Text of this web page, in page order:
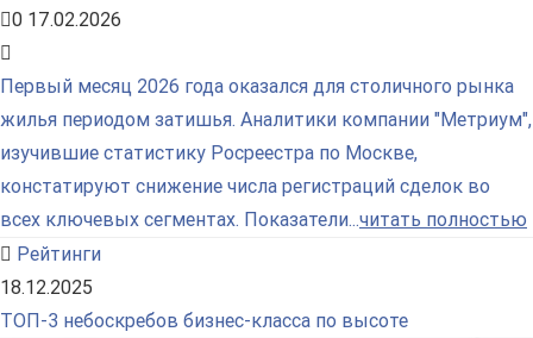
0 17.02.2026
Первый месяц 2026 года оказался для столичного рынка
жилья периодом затишья. Аналитики компании "Метриум",
изучившие статистику Росреестра по Москве,
констатируют снижение числа регистраций сделок во
всех ключевых сегментах. Показатели...читать полностью
Рейтинги
18.12.2025
ТОП-3 небоскребов бизнес-класса по высоте